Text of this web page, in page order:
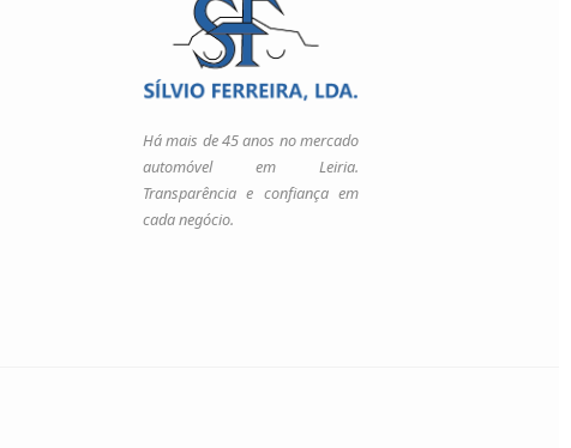
Há mais de 45 anos no mercado
automóvel em Leiria.
Transparência e confiança em
cada negócio.